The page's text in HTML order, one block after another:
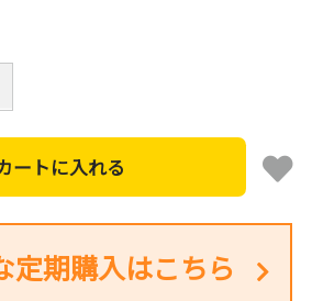
ートに入れる
定期購入はこちら